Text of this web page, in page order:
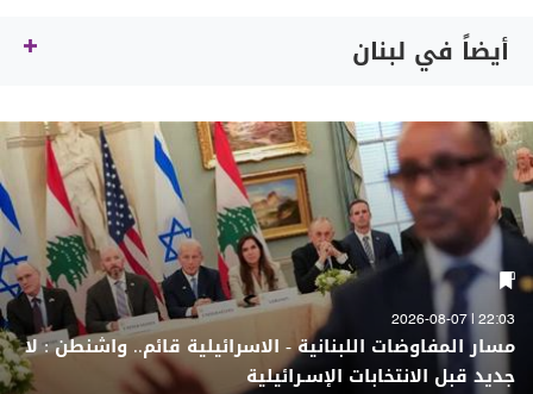
أيضاً في لبنان
22:03 | 2026-08-07
مسار المفاوضات اللبنانية - الاسرائيلية قائم.. واشنطن : لا
جديد قبل الانتخابات الإسـرائيلية